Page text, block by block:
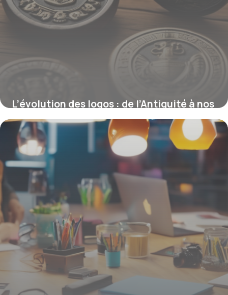
L’évolution des logos : de l’Antiquité à nos
marques modernes
22 janvier 2026